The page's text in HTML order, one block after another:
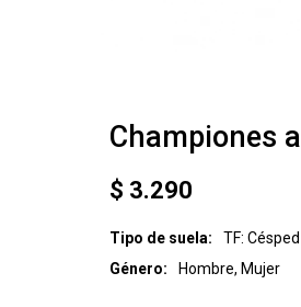
Championes
$ 3.290
Tipo de suela
TF:
Género
Hombre, Mujer